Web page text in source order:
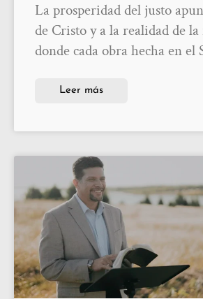
La prosperidad del justo
de Cristo y a la realidad de
donde cada obra hecha en el
Leer más